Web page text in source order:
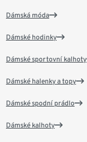
Dámská móda
Dámské hodinky
Dámské sportovní kalhoty
Dámské halenky a topy
Dámské spodní prádlo
Dámské kalhoty